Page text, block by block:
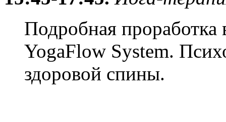
Подробная проработка
YogaFlow System.
здоровой спины.